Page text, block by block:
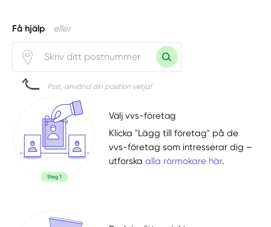
Få hjälp eller
Psst, använd din position vetja!
Välj vvs-företag
Klicka "Lägg till företag" på de
vvs-företag som intresserar dig –
utforskaalla rörmokare här.